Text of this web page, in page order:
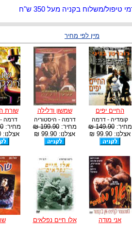
טיפול/משלוח בקניה מעל 350 ש"ח
מיין לפי מחיר
החיים יפים
קומדיה - דרמה
מחיר:149.90 ₪
אצלנו: 99.90 ₪
שמשון ודלילה
דרמה - היסטוריה
מחיר:199.90 ₪
אצלנו: 99.90 ₪
שורת
דרמה -
מחיר:
אצלנו: 79.90 ₪
אני מודה אלו חיים נפלאים